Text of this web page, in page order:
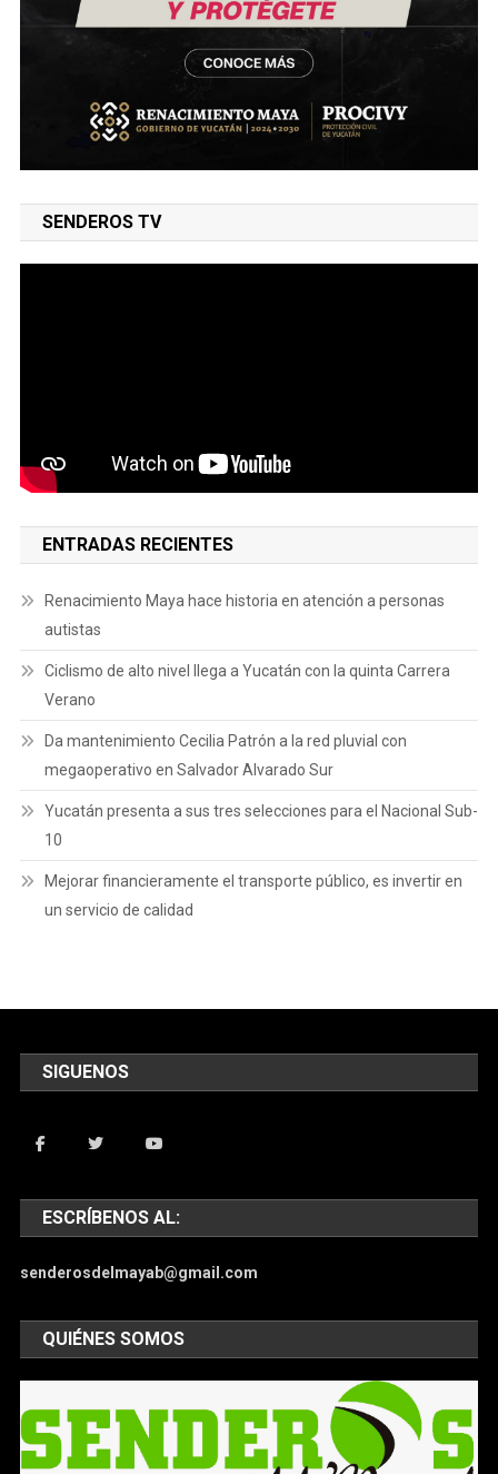
SENDEROS TV
ENTRADAS RECIENTES
Renacimiento Maya hace historia en atención a personas
autistas
Ciclismo de alto nivel llega a Yucatán con la quinta Carrera
Verano
Da mantenimiento Cecilia Patrón a la red pluvial con
megaoperativo en Salvador Alvarado Sur
Yucatán presenta a sus tres selecciones para el Nacional Sub-
10
Mejorar financieramente el transporte público, es invertir en
un servicio de calidad
SIGUENOS
ESCRÍBENOS AL:
senderosdelmayab@gmail.com
QUIÉNES SOMOS